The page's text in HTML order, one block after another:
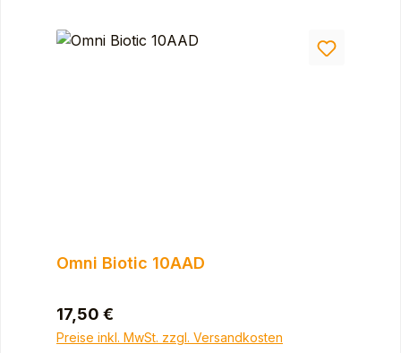
Omni Biotic 10AAD
Regulärer Preis:
17,50 €
Preise inkl. MwSt. zzgl. Versandkosten